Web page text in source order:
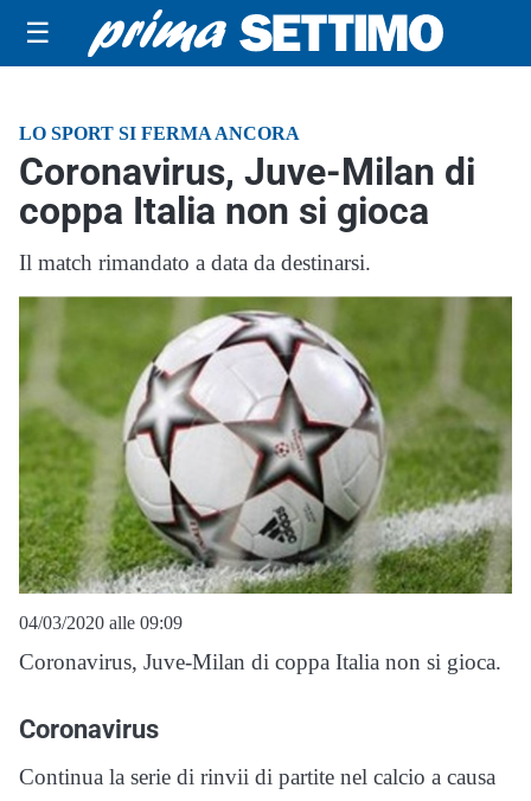
☰
LO SPORT SI FERMA ANCORA
Coronavirus, Juve-Milan di
coppa Italia non si gioca
Il match rimandato a data da destinarsi.
04/03/2020 alle 09:09
Coronavirus, Juve-Milan di coppa Italia non si gioca.
Coronavirus
Continua la serie di rinvii di partite nel calcio a causa